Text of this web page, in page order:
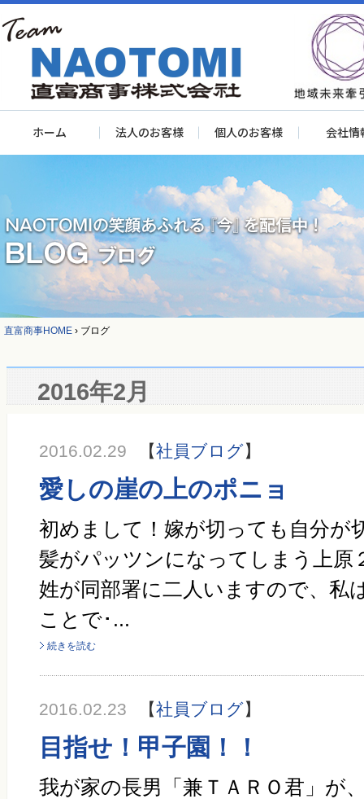
ホーム 法人のお客様 個人のお客様 会社情
直富商事HOME › ブログ
2016年2月
2016.02.29 【社員ブログ】
愛しの崖の上のポニョ
初めまして！嫁が切っても自分が
髪がパッツンになってしまう上
姓が同部署に二人いますので、私
ことで･...
続きを読む
2016.02.23 【社員ブログ】
目指せ！甲子園！！
我が家の長男「兼ＴＡＲＯ君」が